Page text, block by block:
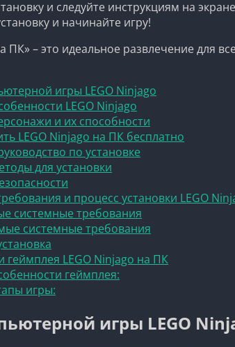
и следуйте инструкциям на
и начинайте игру!
ПК» – это идеальное развлечение для
игры LEGO Ninjago
LEGO Ninjago
и их способности
LEGO Ninjago на ПК бесплатно
по установке
для установки
и процесс установки LEGO
системные требования
системные требования
геймплея LEGO Ninjago на ПК
геймплея:
игры:
игры LEGO